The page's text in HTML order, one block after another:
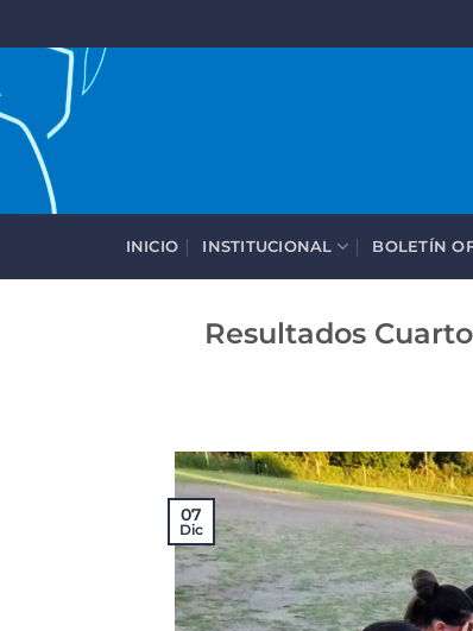
contenido
INICIO INSTITUCIONAL BOLETÍN
Resultados
07
Dic